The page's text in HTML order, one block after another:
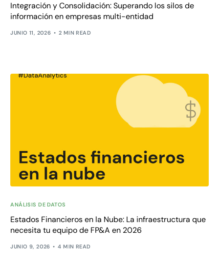
Integración y Consolidación: Superando los silos de
información en empresas multi-entidad
JUNIO 11, 2026 2 MIN READ
ANÁLISIS DE DATOS
Estados Financieros en la Nube: La infraestructura que
necesita tu equipo de FP&A en 2026
JUNIO 9, 2026 4 MIN READ